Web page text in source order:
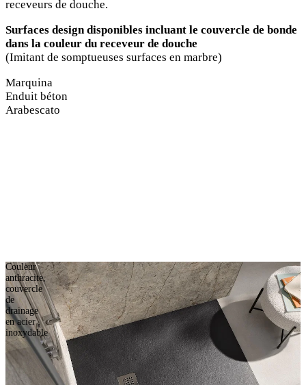
receveurs de douche.
Surfaces design disponibles incluant le couvercle de bonde
dans la couleur du receveur de douche
(Imitant de somptueuses surfaces en marbre)
Marquina
Enduit béton
Arabescato
Couleur
anthracite,
couvercle
de
drainage
en acier
inoxydable